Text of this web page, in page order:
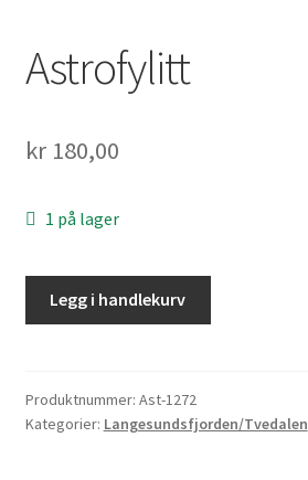
Om oss
Personvern
Til kassen
Astrofylitt
kr180,00
1 på lager
Legg i handlekurv
Produktnummer: Ast-1272
Kategorier: Langesundsfjorden/Tvedalen